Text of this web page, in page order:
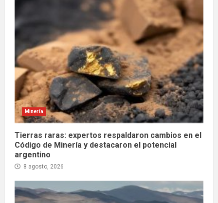
Minería
Tierras raras: expertos respaldaron cambios en el
Código de Minería y destacaron el potencial
argentino
8 agosto, 2026